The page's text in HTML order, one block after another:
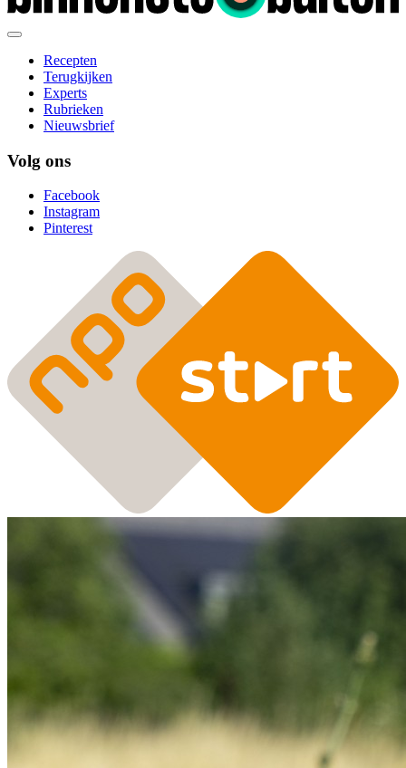
Recepten
Terugkijken
Experts
Rubrieken
Nieuwsbrief
Volg ons
Facebook
Instagram
Pinterest